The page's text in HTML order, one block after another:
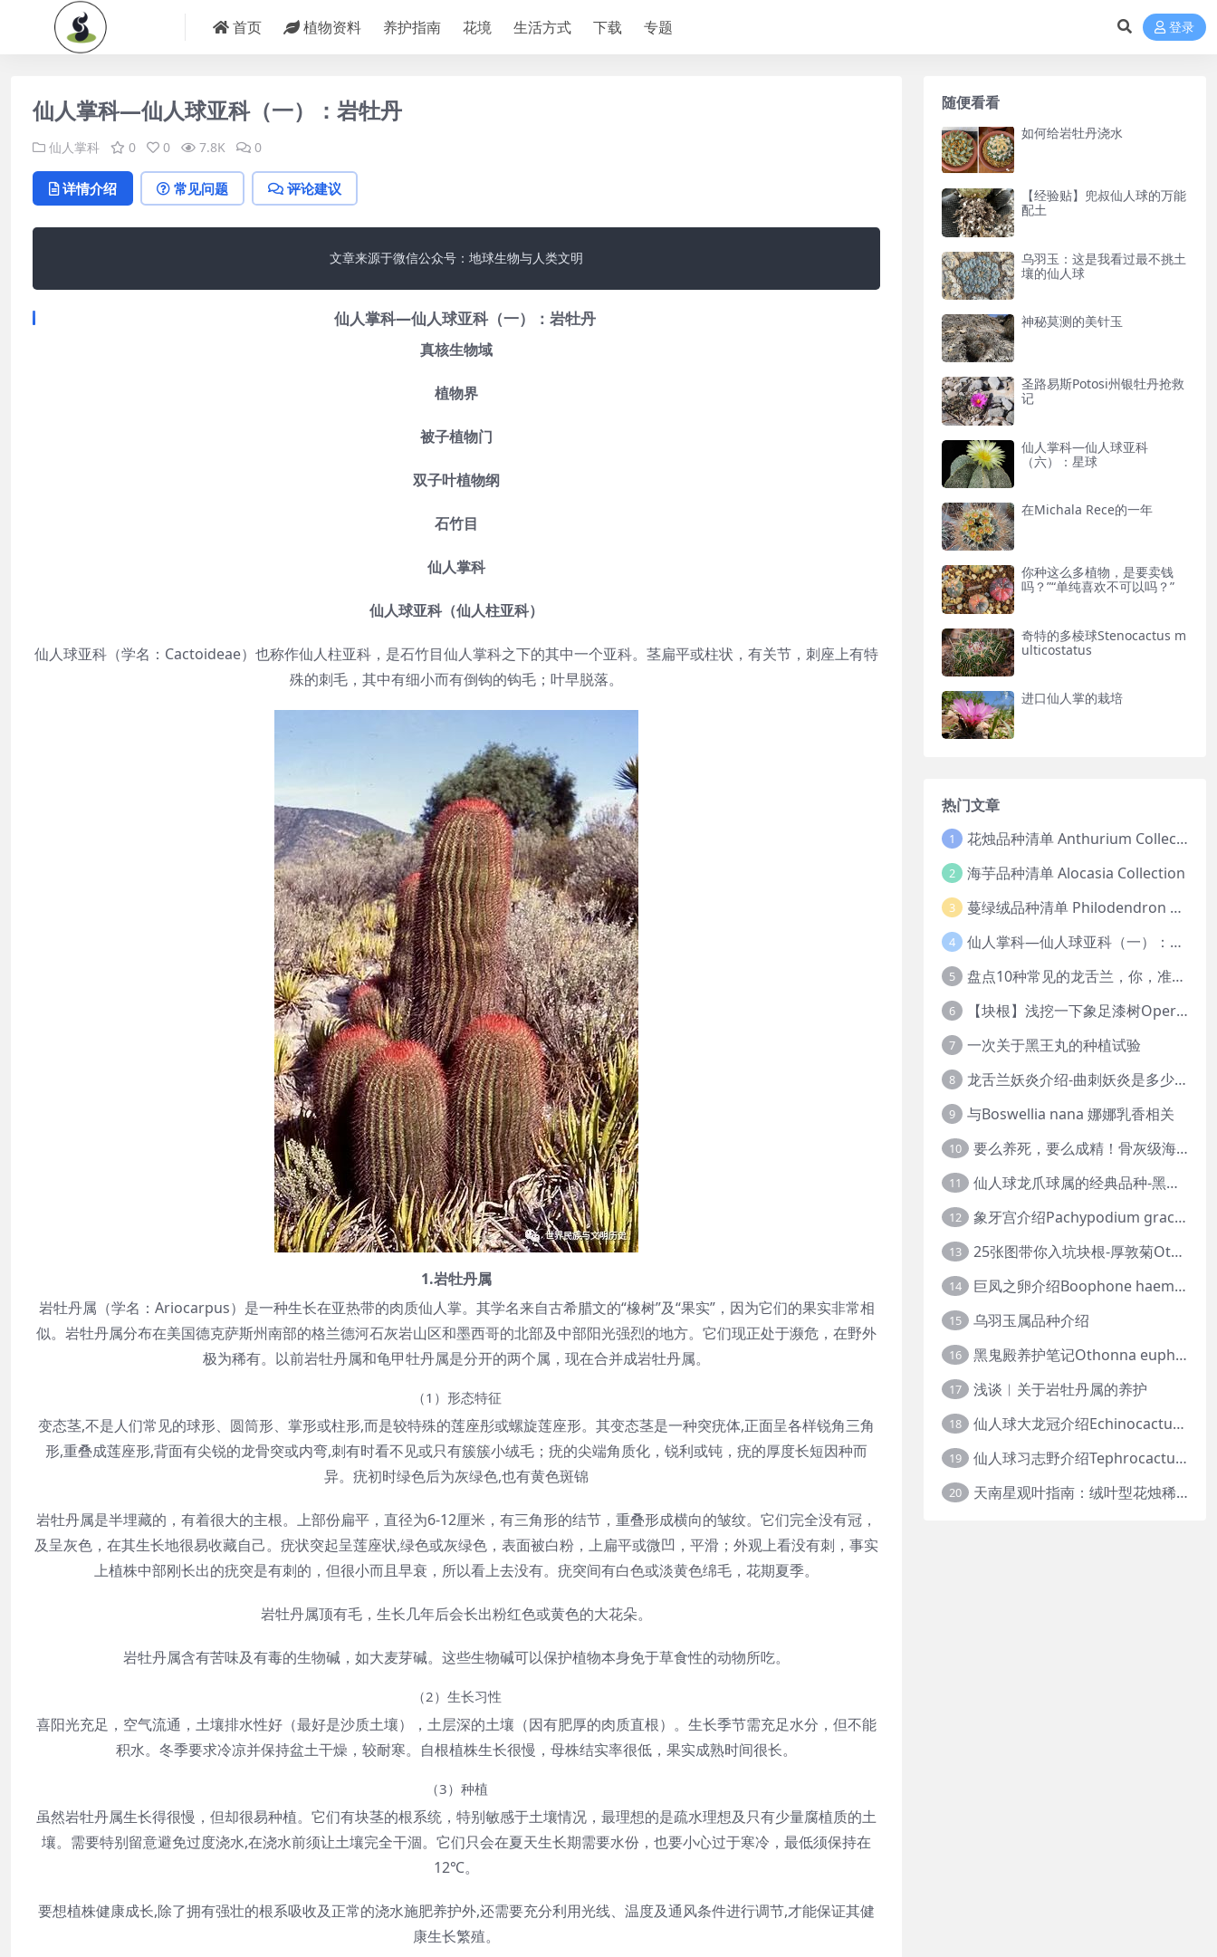
首页 植物资料 养护指南 花境 生活方式 下载 专题 登录
仙人掌科—仙人球亚科（一）：岩牡丹
仙人掌科 0 0 7.8K 0
详情介绍 常见问题 评论建议
文章来源于微信公众号：地球生物与人类文明
仙人掌科—仙人球亚科（一）：岩牡丹
真核生物域
植物界
被子植物门
双子叶植物纲
石竹目
仙人掌科
仙人球亚科（仙人柱亚科）
仙人球亚科（学名：Cactoideae）也称作仙人柱亚科，是石竹目仙人掌科之下的其中一个亚科。茎扁平或柱状，有关节，刺座上有特
殊的刺毛，其中有细小而有倒钩的钩毛；叶早脱落。
1.岩牡丹属
岩牡丹属（学名：Ariocarpus）是一种生长在亚热带的肉质仙人掌。其学名来自古希腊文的“橡树”及“果实”，因为它们的果实非常相
似。岩牡丹属分布在美国德克萨斯州南部的格兰德河石灰岩山区和墨西哥的北部及中部阳光强烈的地方。它们现正处于濒危，在野外
极为稀有。以前岩牡丹属和龟甲牡丹属是分开的两个属，现在合并成岩牡丹属。
（1）形态特征
变态茎,不是人们常见的球形、圆筒形、掌形或柱形,而是较特殊的莲座彤或螺旋莲座形。其变态茎是一种突疣体,正面呈各样锐角三角
形,重叠成莲座形,背面有尖锐的龙骨突或内弯,刺有时看不见或只有簇簇小绒毛；疣的尖端角质化，锐利或钝，疣的厚度长短因种而
异。疣初时绿色后为灰绿色,也有黄色斑锦
岩牡丹属是半埋藏的，有着很大的主根。上部份扁平，直径为6-12厘米，有三角形的结节，重叠形成横向的皱纹。它们完全没有冠，
及呈灰色，在其生长地很易收藏自己。疣状突起呈莲座状,绿色或灰绿色，表面被白粉，上扁平或微凹，平滑；外观上看没有刺，事实
上植株中部刚长出的疣突是有刺的，但很小而且早衰，所以看上去没有。疣突间有白色或淡黄色绵毛，花期夏季。
岩牡丹属顶有毛，生长几年后会长出粉红色或黄色的大花朵。
岩牡丹属含有苦味及有毒的生物碱，如大麦芽碱。这些生物碱可以保护植物本身免于草食性的动物所吃。
（2）生长习性
喜阳光充足，空气流通，土壤排水性好（最好是沙质土壤），土层深的土壤（因有肥厚的肉质直根）。生长季节需充足水分，但不能
积水。冬季要求冷凉并保持盆土干燥，较耐寒。自根植株生长很慢，母株结实率很低，果实成熟时间很长。
（3）种植
虽然岩牡丹属生长得很慢，但却很易种植。它们有块茎的根系统，特别敏感于土壤情况，最理想的是疏水理想及只有少量腐植质的土
壤。需要特别留意避免过度浇水,在浇水前须让土壤完全干涸。它们只会在夏天生长期需要水份，也要小心过于寒冷，最低须保持在
12℃。
要想植株健康成长,除了拥有强壮的根系吸收及正常的浇水施肥养护外,还需要充分利用光线、温度及通风条件进行调节,才能保证其健
康生长繁殖。
随便看看
如何给岩牡丹浇水
【经验贴】兜叔仙人球的万能
配土
乌羽玉：这是我看过最不挑土
壤的仙人球
神秘莫测的美针玉
圣路易斯Potosi州银牡丹抢救
记
仙人掌科—仙人球亚科
（六）：星球
在Michala Rece的一年
你种这么多植物，是要卖钱
吗？”“单纯喜欢不可以吗？”
奇特的多棱球Stenocactus m
ulticostatus
进口仙人掌的栽培
热门文章
1 花烛品种清单 Anthurium Collection
2 海芋品种清单 Alocasia Collection
3 蔓绿绒品种清单 Philodendron Collection
4 仙人掌科—仙人球亚科（一）：岩牡丹
5 盘点10种常见的龙舌兰，你，准备好入坑了吗？
6 【块根】浅挖一下象足漆树Operculicarya pachypus
7 一次关于黑王丸的种植试验
8 龙舌兰妖炎介绍-曲刺妖炎是多少人的梦中情人？
9 与Boswellia nana 娜娜乳香相关
10 要么养死，要么成精！骨灰级海芋养护攻略
11 仙人球龙爪球属的经典品种-黑王丸系列的产地介绍
12 象牙宫介绍Pachypodium gracilius
13 25张图带你入坑块根-厚敦菊Othonna
14 巨凤之卵介绍Boophone haemanthoides
15 乌羽玉属品种介绍
16 黑鬼殿养护笔记Othonna euphorbioides
17 浅谈︱关于岩牡丹属的养护
18 仙人球大龙冠介绍Echinocactus polycephalus
19 仙人球习志野介绍Tephrocactus geometricus
20 天南星观叶指南：绒叶型花烛稀有种质 · 帝王花烛等